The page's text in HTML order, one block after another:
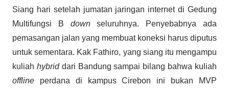
Siang hari setelah jumatan jaringan internet di Gedung
Multifungsi B downseluruhnya. Penyebabnya ada
pemasangan jalan yang membuat koneksi harus diputus
untuk sementara. Kak Fathiro, yang siang itu mengampu
kuliah hybrid dari Bandung sampai bilang bahwa kuliah
offline perdana di kampus Cirebon ini bukan MVP